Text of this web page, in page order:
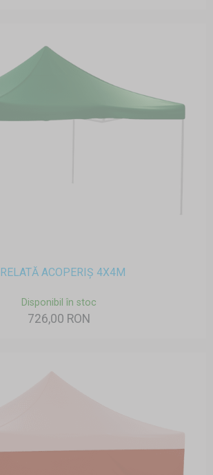
ACOPERIȘ 4X4M
Disponibil în stoc
726,00 RON